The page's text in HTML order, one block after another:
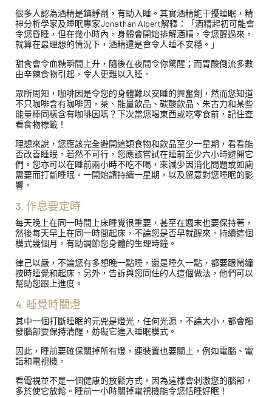
很多人認為酒精是鎮靜劑，有助入睡。其實酒精能干擾睡眠，精
神分析學家及睡眠專家Jonathan Alpert解釋：「酒精起初可能會
令您昏睡，但在幾小時內，身體會開始排解酒精，令您醒過來，
就算在最理想的情況下，酒精還是會令人睡不安穩。」
甜食會令血糖瞬間上升，隨後在夜間令你驚醒；而胃酸倒流多數
由辛辣食物引起，令人更難以入睡。
眾所周知，咖啡因是令您的身體難以安睡的興奮劑，然而您知道
不只咖啡含有咖啡因，茶、能量飲品、碳酸飲品、朱古力和某些
能量棒同樣含有咖啡因嗎？下次當您喝東西或吃零食前，記住查
看食物標籤！
理想來說，您應該完全避開這類食物和飲品至少一星期，看看能
否改善睡眠。若然不可行，您應該嘗試在睡前至少六小時避開它
們。您亦可以在睡前兩小時不吃不喝，來減少因消化問題或如廁
需要而打斷睡眠。一開始請持續一星期，以及留意對您睡眠的影
響。
3. 作息要定時
每天晚上在同一時間上床睡覺很重要，甚至在週末也要保持著，
然後每天早上在同一時間起床，不論您是否早就醒來。持續這個
模式幾個月，有助調節您身體的生理時鐘。
律己以嚴，不論您有多想晚一點睡，還是睡久一點，都要跟鬧鐘
按時睡覺和起床。另外，告訴與您同住的人這個做法，他們可以
幫助您跟上進度。
4. 睡覺時關燈
其中一個打斷睡眠的元兇是燈光，任何光源，不論大小，都會觸
發腦部要保持清醒，妨礙它進入睡眠模式。
因此，睡前要確保關掉所有燈，連裝置也要關上，例如電腦、電
話和電視機。
看電視並不是一個健康的放鬆方式，因為這樣會刺激您的腦部，
多於使它放鬆。睡前一小時關掉電視機能令您恬睡好眠！